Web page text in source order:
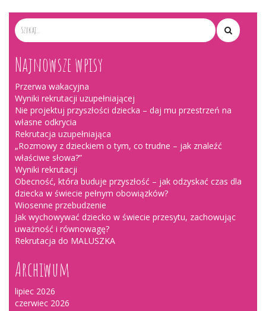
Najnowsze wpisy
Przerwa wakacyjna
Wyniki rekrutacji uzupełniającej
Nie projektuj przyszłości dziecka – daj mu przestrzeń na
własne odkrycia
Rekrutacja uzupełniająca
„Rozmowy z dzieckiem o tym, co trudne – jak znaleźć
właściwe słowa?”
Wyniki rekrutacji
Obecność, która buduje przyszłość – jak odzyskać czas dla
dziecka w świecie pełnym obowiązków?
Wiosenne przebudzenie
Jak wychowywać dziecko w świecie przesytu, zachowując
uważność i równowagę?
Rekrutacja do MALUSZKA
Archiwum
lipiec 2026
czerwiec 2026